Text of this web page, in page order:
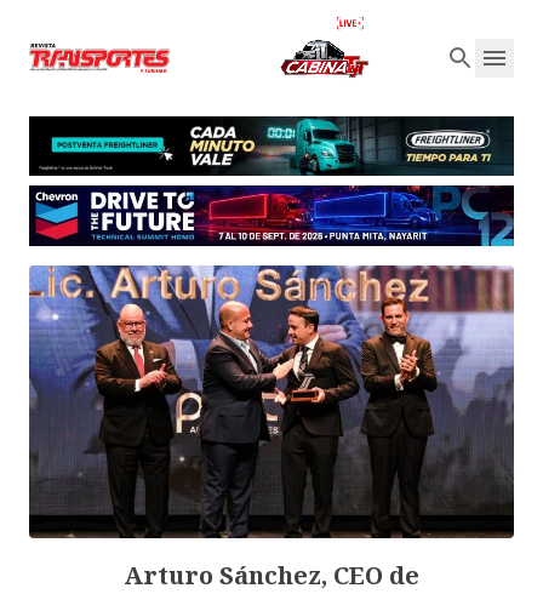
Arturo Sánchez, CEO de